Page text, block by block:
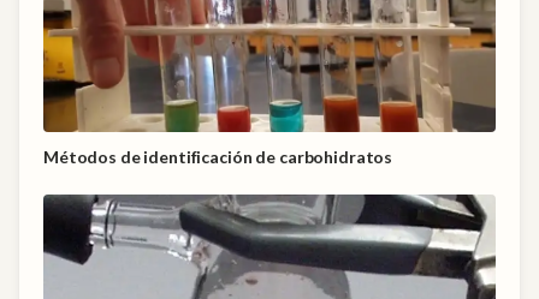
Métodos de identificación de carbohidratos